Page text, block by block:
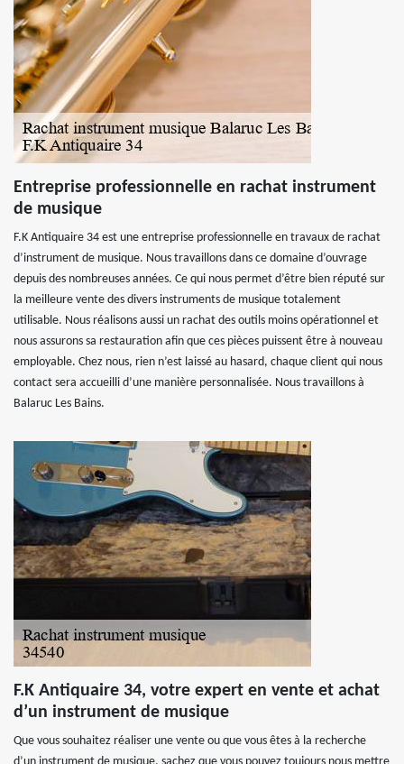
Entreprise professionnelle en rachat instrument
de musique
F.K Antiquaire 34 est une entreprise professionnelle en travaux de rachat
d’instrument de musique. Nous travaillons dans ce domaine d’ouvrage
depuis des nombreuses années. Ce qui nous permet d’être bien réputé sur
la meilleure vente des divers instruments de musique totalement
utilisable. Nous réalisons aussi un rachat des outils moins opérationnel et
nous assurons sa restauration afin que ces pièces puissent être à nouveau
employable. Chez nous, rien n’est laissé au hasard, chaque client qui nous
contact sera accueilli d’une manière personnalisée. Nous travaillons à
Balaruc Les Bains.
F.K Antiquaire 34, votre expert en vente et achat
d’un instrument de musique
Que vous souhaitez réaliser une vente ou que vous êtes à la recherche